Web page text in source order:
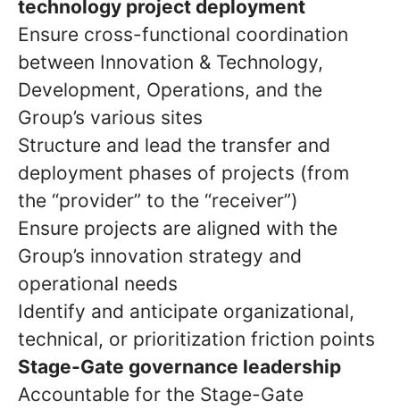
technology project deployment
Ensure cross-functional coordination
between Innovation & Technology,
Development, Operations, and the
Group’s various sites
Structure and lead the transfer and
deployment phases of projects (from
the “provider” to the “receiver”)
Ensure projects are aligned with the
Group’s innovation strategy and
operational needs
Identify and anticipate organizational,
technical, or prioritization friction points
Stage-Gate governance leadership
Accountable for the Stage-Gate